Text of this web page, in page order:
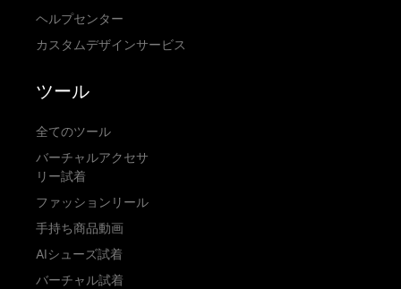
ヘルプセンター
カスタムデザインサービス
ツール
全てのツール
バーチャルアクセサ
リー試着
ファッションリール
手持ち商品動画
AIシューズ試着
バーチャル試着